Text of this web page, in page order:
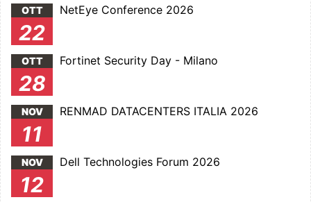
OTT
22
NetEye Conference 2026
OTT
28
Fortinet Security Day - Milano
NOV
11
RENMAD DATACENTERS ITALIA 2026
NOV
12
Dell Technologies Forum 2026